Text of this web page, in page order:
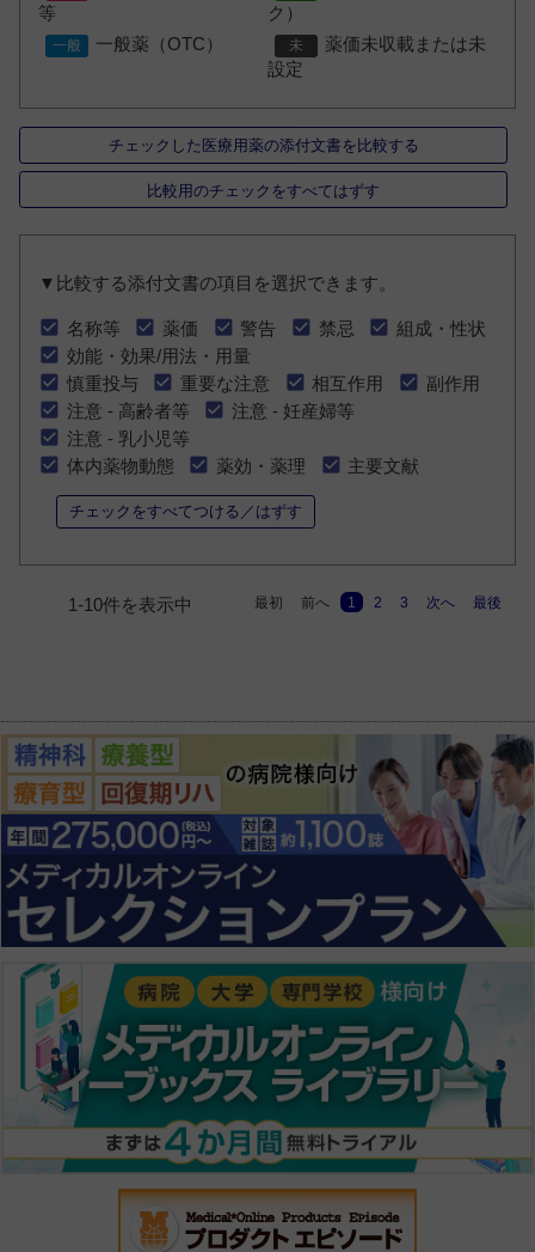
等
ク）
一般薬（OTC）
薬価未収載または未
設定
チェックした医療用薬の添付文書を比較する
比較用のチェックをすべてはずす
▼比較する添付文書の項目を選択できます。
名称等 薬価 警告 禁忌
組成・性状
効能・効果/用法・用量
慎重投与
重要な注意 相互作用
副作用
注意 - 高齢者等
注意 - 妊産婦等
注意 - 乳小児等
体内薬物動態
薬効・薬理 主要文献
チェックをすべてつける／はずす
1-10件を表示中 最初 前へ 1 2 3 次へ 最後